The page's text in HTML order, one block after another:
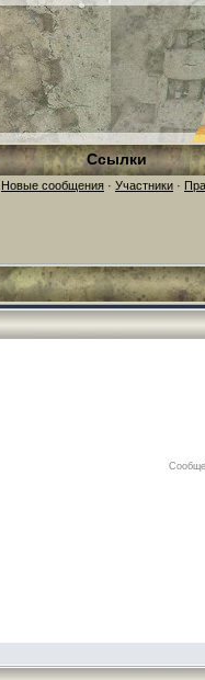
Ссылки
Новые сообщения · Участники ·